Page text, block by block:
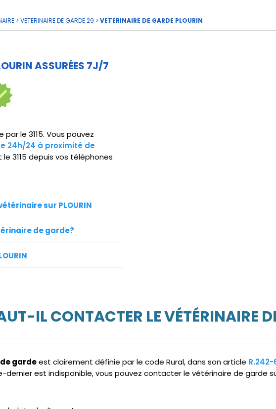
> VETERINAIRE DE GARDE 29 > VETERINAIRE DE GARDE PLOURIN
ASSURÉES 7J/7
par le 3115. Vous pouvez
24h/24 à proximité de
3115 depuis vos téléphones
sur PLOURIN
de garde?
IL CONTACTER LE VÉTÉRINAIRE
gardeest clairement définie par le code Rural, dans son article R.242-
est indisponible, vous pouvez contacter le vétérinaire de garde sur